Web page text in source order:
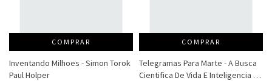
COMPRAR
Inventando Milhoes - Simon Torok
Paul Holper
COMPRAR
Telegramas Para Marte - A Busca
Cientifica De Vida E Inteligencia -